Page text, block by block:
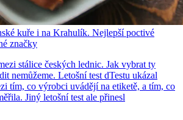
kuře i na Krahulík. Nejlepší poctivé
značky
stálice českých lednic. Jak vybrat ty
nemůžeme. Letošní test dTestu ukázal
tím, co výrobci uvádějí na etiketě, a tím, co
Jiný letošní test ale přinesl